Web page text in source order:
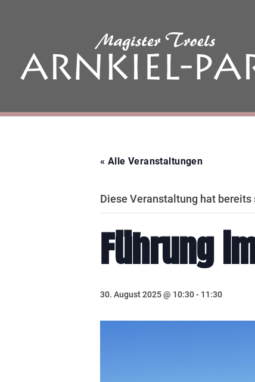
« Alle Veranstaltungen
Diese Veranstaltung hat
Führung
30. August 2025 @ 10:30- 11:30